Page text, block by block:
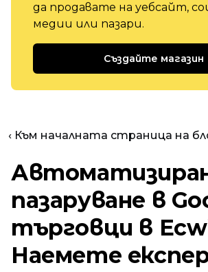
да продавате на уебсайт,
медии или пазари.
Създайте магазин
‹ Към началната страница на
пазаруване в
търговци в
Наемете